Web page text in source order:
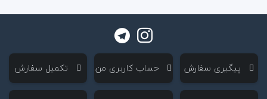
‌ پیگیری سفارش ‌ حساب کاربری من ‌ تکمیل سفارش